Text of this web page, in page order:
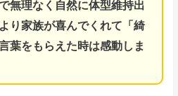
無理なく自然に体型維持出
り家族が喜んでくれて「綺
葉をもらえた時は感動しま